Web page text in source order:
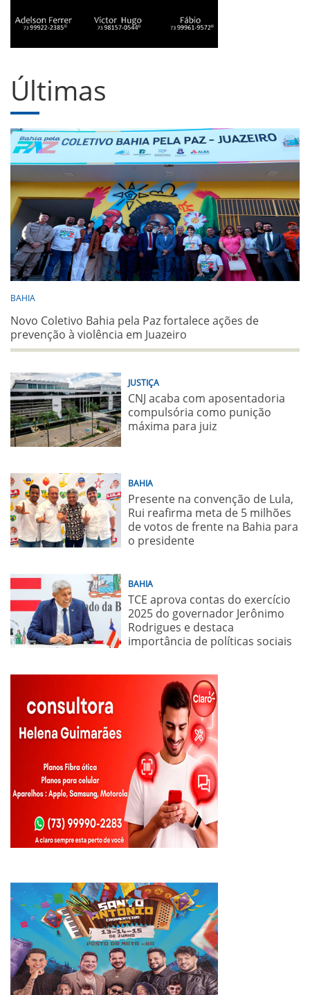
Últimas
BAHIA
Novo Coletivo Bahia pela Paz fortalece ações de
prevenção à violência em Juazeiro
JUSTIÇA
CNJ acaba com aposentadoria
compulsória como punição
máxima para juiz
BAHIA
Presente na convenção de Lula,
Rui reafirma meta de 5 milhões
de votos de frente na Bahia para
o presidente
BAHIA
TCE aprova contas do exercício
2025 do governador Jerônimo
Rodrigues e destaca
importância de políticas sociais